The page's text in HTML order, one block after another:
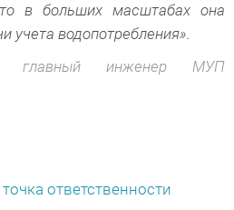
в больших масштабах она
учета водопотребления».
главный инженер МУП
ответственности